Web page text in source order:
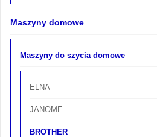
Maszyny domowe
Maszyny do szycia domowe
ELNA
JANOME
BROTHER